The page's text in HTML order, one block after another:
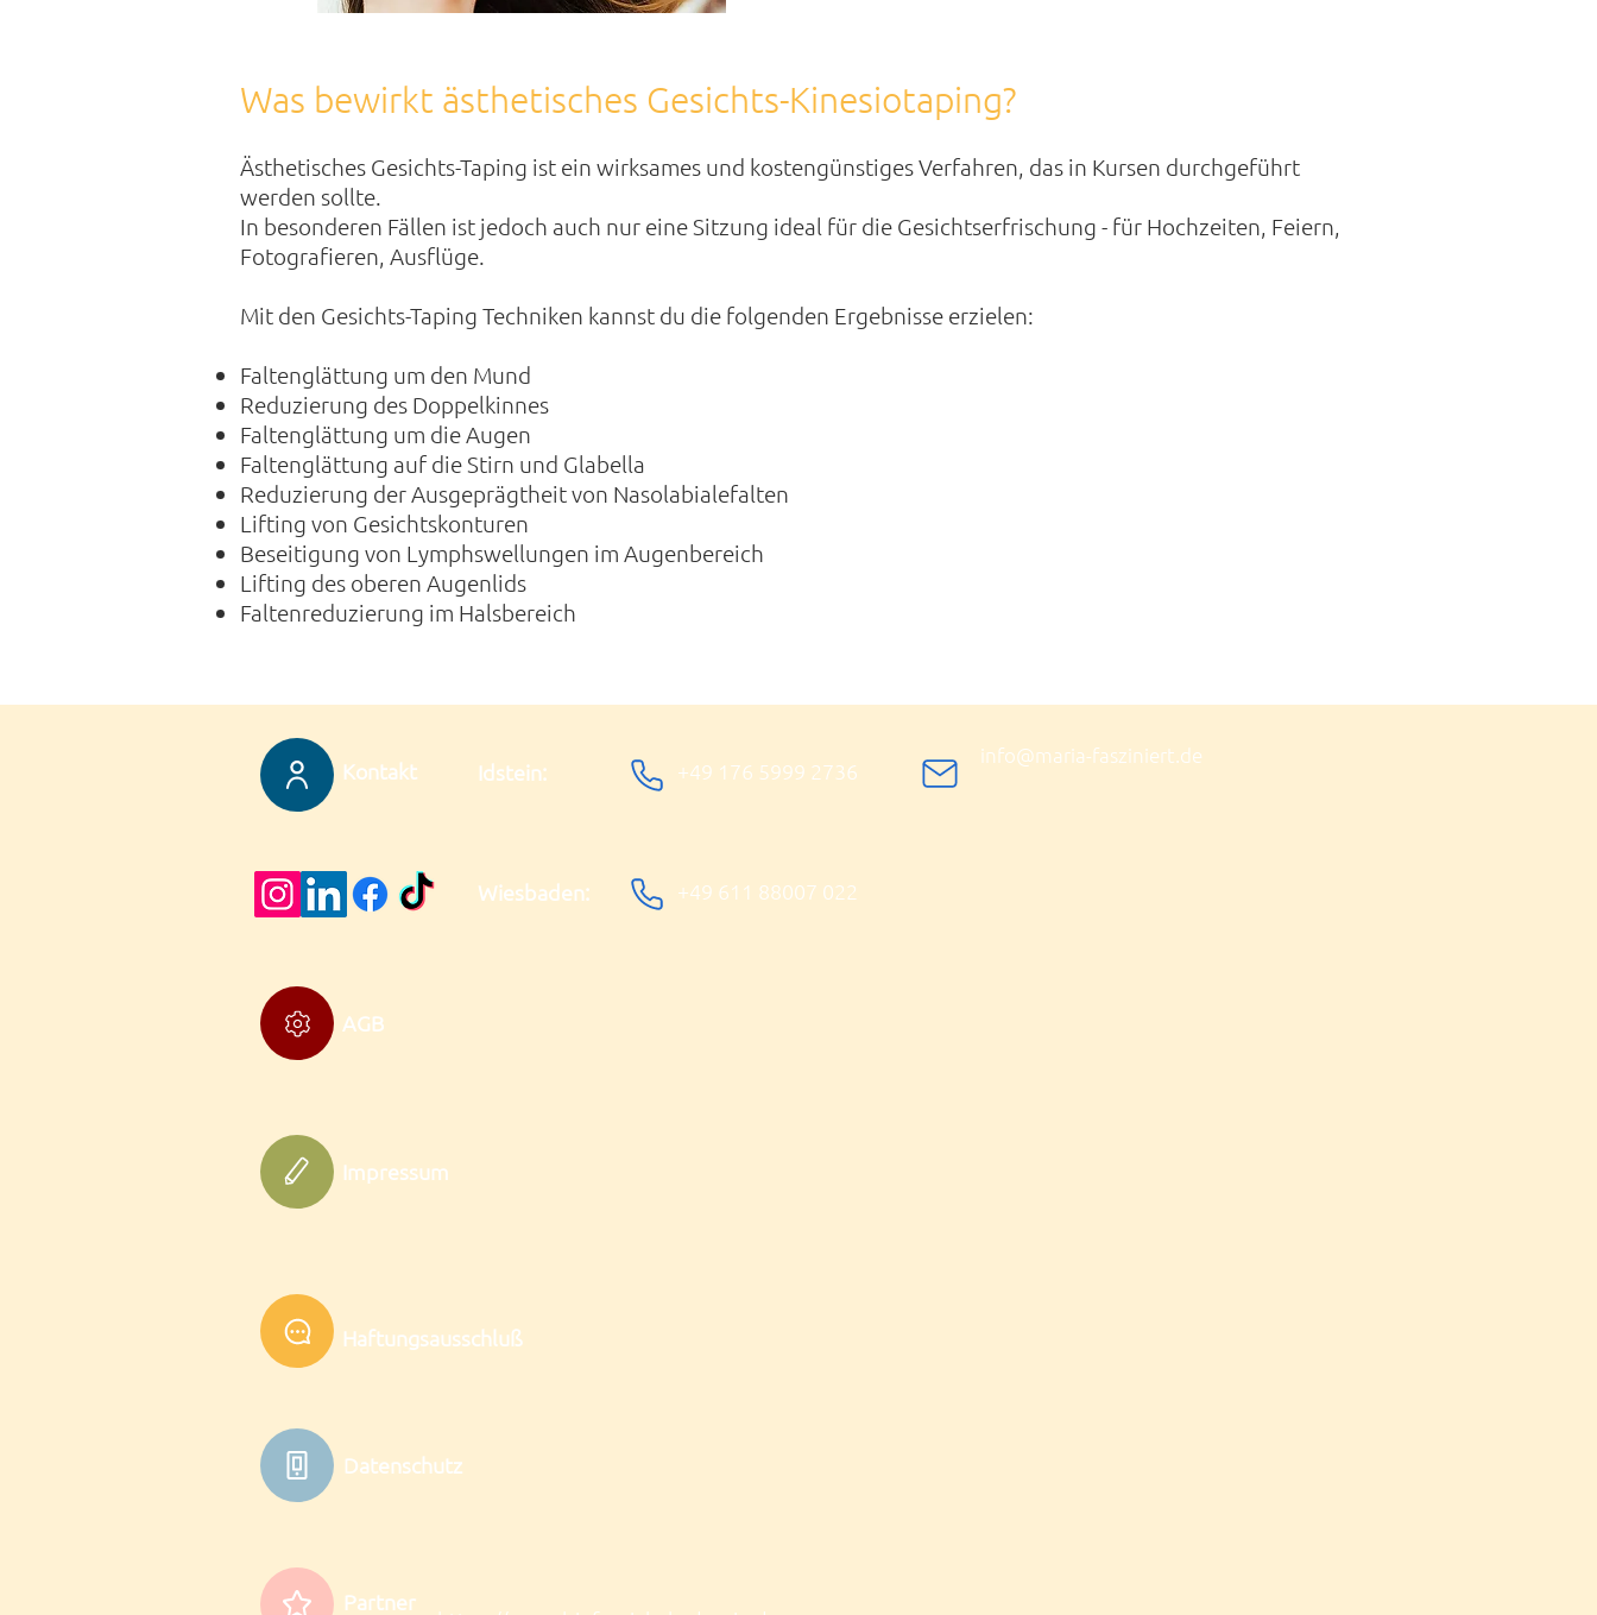
Was bewirkt ästhetisches Gesichts-Kinesiotaping?
Ästhetisches Gesichts-Taping ist ein wirksames und kostengünstiges Verfahren, das in Kursen durchgeführt
werden sollte.
In besonderen Fällen ist jedoch auch nur eine Sitzung ideal für die Gesichtserfrischung - für Hochzeiten, Feiern,
Fotografieren, Ausflüge.
Mit den Gesichts-Taping Techniken kannst du die folgenden Ergebnisse erzielen:
Faltenglättung um den Mund
Reduzierung des Doppelkinnes
Faltenglättung um die Augen
Faltenglättung auf die Stirn und Glabella
Reduzierung der Ausgeprägtheit von Nasolabialefalten
Lifting von Gesichtskonturen
Beseitigung von Lymphswellungen im Augenbereich
Lifting des oberen Augenlids
Faltenreduzierung im Halsbereich
Kontakt Idstein: +49 176 5999 2736
info@maria-fasziniert.de
Wiesbaden: +49 611 88007 022
AGB
Impressum
Haftungsausschluß
Datenschutz
Partner